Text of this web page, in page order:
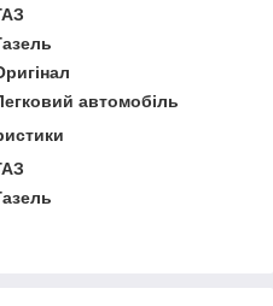
автомобіль